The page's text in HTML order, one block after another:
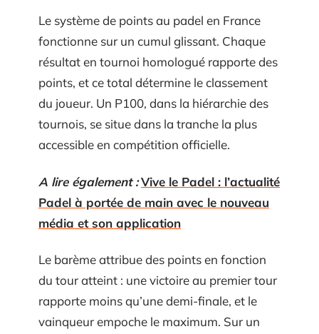
Le système de points au padel en France
fonctionne sur un cumul glissant. Chaque
résultat en tournoi homologué rapporte des
points, et ce total détermine le classement
du joueur. Un P100, dans la hiérarchie des
tournois, se situe dans la tranche la plus
accessible en compétition officielle.
A lire également :Vive le Padel : l’actualité
Padel à portée de main avec le nouveau
média et son application
Le barème attribue des points en fonction
du tour atteint : une victoire au premier tour
rapporte moins qu’une demi-finale, et le
vainqueur empoche le maximum. Sur un